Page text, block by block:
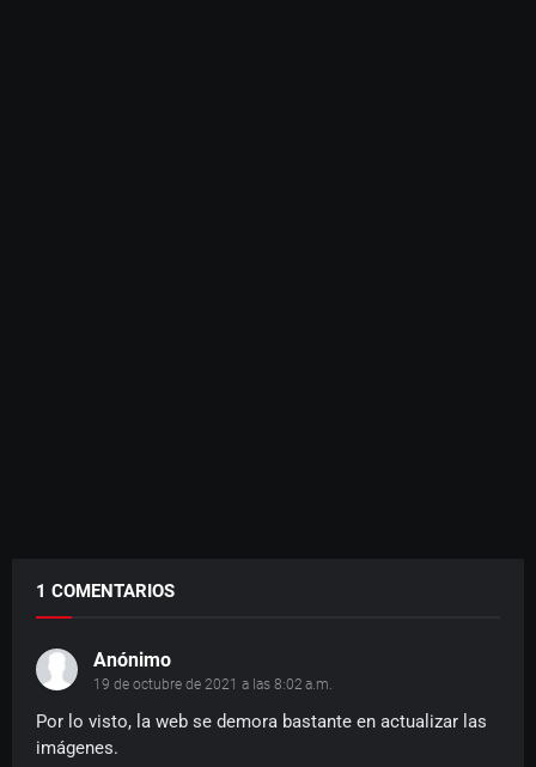
1 COMENTARIOS
Anónimo
19 de octubre de 2021 a las 8:02 a.m.
Por lo visto, la web se demora bastante en actualizar las
imágenes.